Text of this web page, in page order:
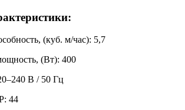
(куб. м/час): 5,7
(Вт): 400
В / 50 Гц
44